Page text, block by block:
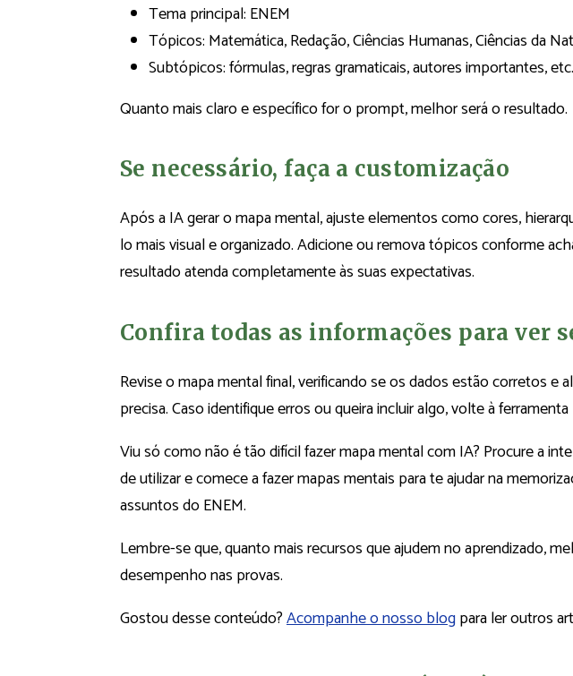
Tema principal: ENEM
Tópicos: Matemática, Redação, Ciências Humanas, Ciências da
Subtópicos: fórmulas, regras gramaticais, autores importantes, etc.
Quanto mais claro e específico for o prompt, melhor será o resultado.
Se necessário, faça a customização
Após a IA gerar o mapa mental, ajuste elementos como cores,
lo mais visual e organizado. Adicione ou remova tópicos conforme
resultado atenda completamente às suas expectativas.
Confira todas as informações para ver
Revise o mapa mental final, verificando se os dados estão corretos e
precisa. Caso identifique erros ou queira incluir algo, volte à ferramenta
Viu só como não é tão difícil fazer mapa mental com IA? Procure a
de utilizar e comece a fazer mapas mentais para te ajudar na
assuntos do ENEM.
Lembre-se que, quanto mais recursos que ajudem no aprendizado,
desempenho nas provas.
Gostou desse conteúdo?Acompanhe o nosso blogpara ler outros